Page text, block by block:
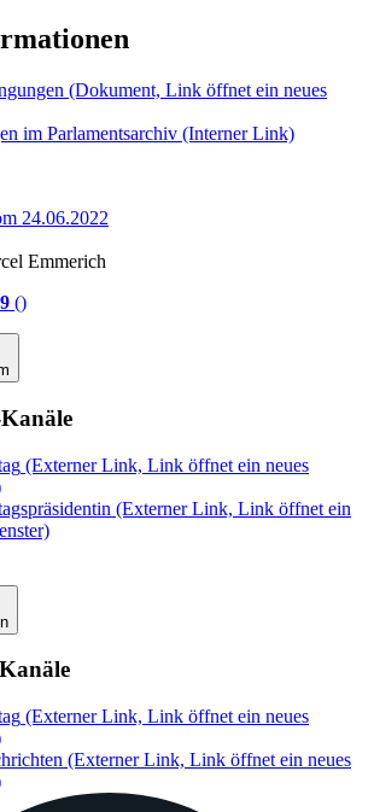
(Dokument, Link öffnet ein neues
im Parlamentsarchiv (Interner Link)
24.06.2022
Emmerich
()
(Externer Link, Link öffnet ein neues
(Externer Link, Link öffnet ein
(Externer Link, Link öffnet ein neues
(Externer Link, Link öffnet ein neues